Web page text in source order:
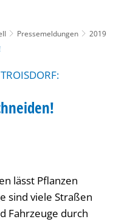
Pressemeldungen
2019
lässt Pflanzen
sind viele Straßen
Fahrzeuge durch